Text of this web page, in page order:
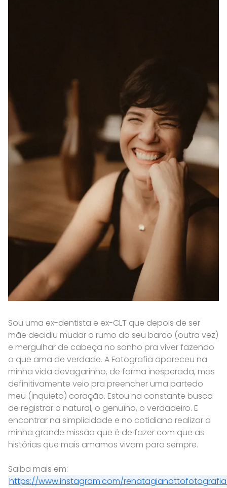
Sou uma ex-dentista e ex-CLT que depois de ser
mãe decidiu mudar o rumo do seu barco (outra vez)
e mergulhar de cabeça no sonho pra viver fazendo
o que ama de verdade. A Fotografia apareceu na
minha vida devagarinho, de forma inesperada, mas
definitivamente veio pra preencher uma partedo
meu (inquieto) coração. Estou na constante busca
de registrar o natural, o genuíno, o verdadeiro. E
encontrar na simplicidade e no cotidiano realizar a
minha grande missão que é de fazer com que as
histórias que mais amamos vivam para sempre.
Saiba mais em:
https://www.instagram.com/